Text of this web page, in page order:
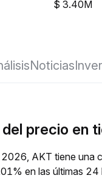
3.40M
Noticias
precio en
AKT tiene una
en las últimas